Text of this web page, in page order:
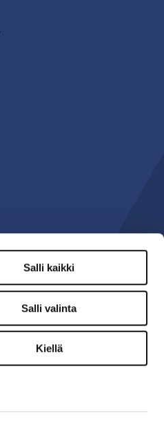
Salli kaikki
Salli valinta
Kiellä